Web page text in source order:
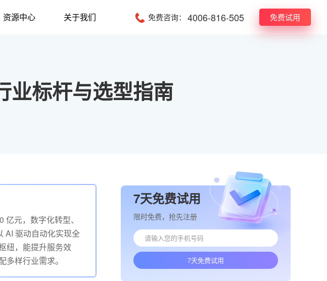
资源中心 关于我们 免费咨询： 4006-816-505 免费试用
业标杆与选型指南
元，数字化转型、
AI 驱动自动化实现全
纽，能提升服务效
样行业需求。
7天免费试用
限时免费，抢先注册
7天免费试用